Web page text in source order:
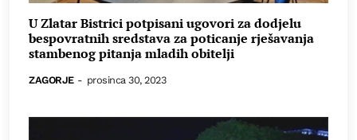
U Zlatar Bistrici potpisani ugovori za dodjelu
bespovratnih sredstava za poticanje rješavanja
stambenog pitanja mladih obitelji
ZAGORJE - prosinca 30, 2023